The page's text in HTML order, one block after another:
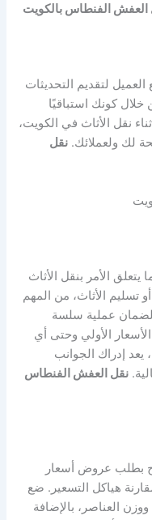
العفش الفنطاس بالكويت
لتقديم التحديثات
خلال كونك استباقيًا
نقل الأثاث في الكويت،
لك ولعملائك.نقل
يتعلق الأمر بنقل الأثاث
تسليم الأثاث، من المهم
لضمان عملية سلسة
الأولي وحتى أي
يعد إدراك الجوانب
نقل العفش الفنطاس
بطلب عروض أسعار
هياكل التسعير. ضع
العناصر، بالإضافة